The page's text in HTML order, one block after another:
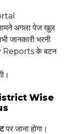
अगला पेज खुल
जानकारी भरनी
Reports के बटन
Wise
पर जाना होगा।